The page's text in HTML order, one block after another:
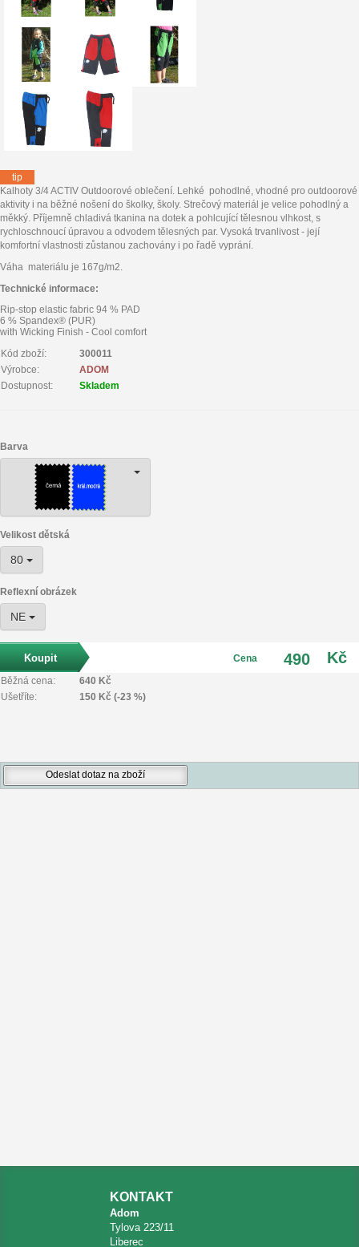
tip
Kalhoty 3/4 ACTIV Outdoorové oblečení. Lehké pohodlné, vhodné pro outdoorové
aktivity i na běžné nošení do školky, školy. Strečový materiál je velice pohodlný a
měkký. Příjemně chladivá tkanina na dotek a pohlcující tělesnou vlhkost, s
rychloschnoucí úpravou a odvodem tělesných par. Vysoká trvanlivost - její
komfortní vlastnosti zůstanou zachovány i po řadě vyprání.
Váha materiálu je 167g/m2.
Technické informace:
Rip-stop elastic fabric 94 % PAD
6 % Spandex® (PUR)
with Wicking Finish - Cool comfort
Kód zboží:
300011
Výrobce:
ADOM
Dostupnost:
Skladem
Barva
Velikost dětská
80
Reflexní obrázek
NE
Cena 490 Kč
Běžná cena:
640 Kč
Ušetříte:
150 Kč (-23 %)
KONTAKT
Adom
Tylova 223/11
Liberec